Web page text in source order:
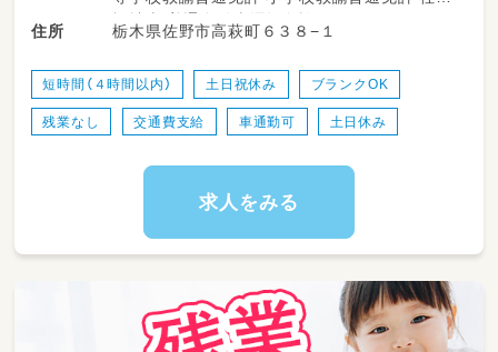
ポートを受けながら、子どもたちとじっくり向
き合える環境です。
・正社員のサポート
・施設内やレクリエーション時の安全な見守り
・発達サポートや声かけ
・活動準備のお手伝い
・学校やご自宅への送迎サポート
用します。
ください♪AT限定で問題ありません！）
・その他、付随する簡単な活動準備のお手伝いな
福祉士 普通自動車運転免許
住所 栃木県佐野市高萩町６３８−１
短時間（４時間以内） 土日祝休み ブランクOK
残業なし 交通費支給 車通勤可 土日休み
求人をみる